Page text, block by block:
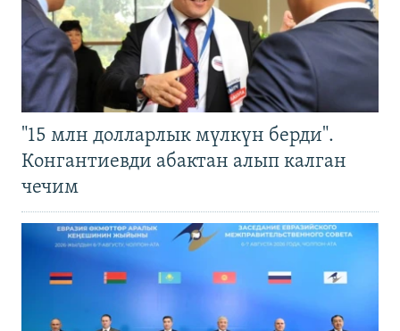
"15 млн долларлык мүлкүн берди".
Конгантиевди абактан алып калган
чечим